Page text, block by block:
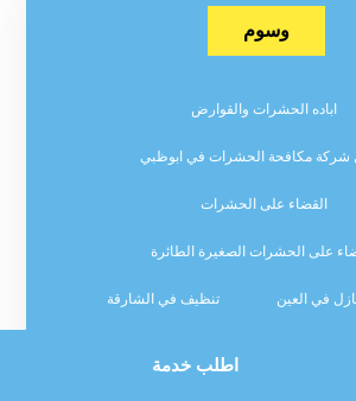
وسوم
اباده الحشرات والقوارض
شركة مكافحة الحشرات في ابوظبي
القضاء على الحشرات
على الحشرات الصغيرة الطائرة
في العين تنظيف في الشارقة
اطلب خدمة